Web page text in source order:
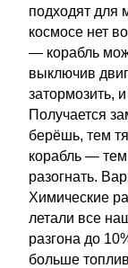
подходят для
космосе нет
— корабль
выключив
затормозить,
Получается
берёшь, тем
корабль —
разогнать.
Химические
летали все
разгона до
больше